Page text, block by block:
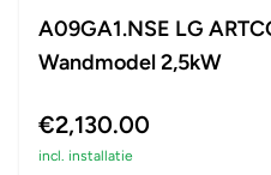
A09GA1.NSE LG
Wandmodel 2,5kW
€2,130.00
incl. installatie